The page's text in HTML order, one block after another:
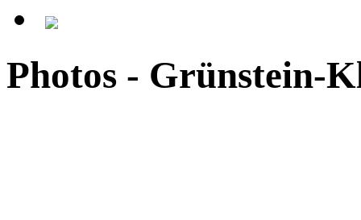
Photos - Grünstein-